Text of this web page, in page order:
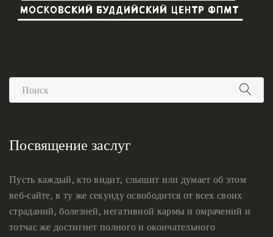
Посвящение заслуг
Пусть каждый, кто видит, слышит или думает об этом
веб-сайте, в ту же секунду освободится от всех своих
страданий, болезней, негативной кармы и омрачений и
тотчас же достигнет полного и окончательного